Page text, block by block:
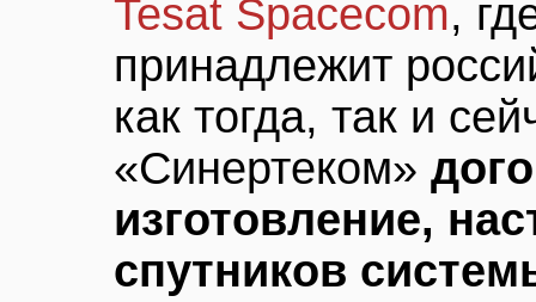
Tesat Spacecom,
принадлежит
как тогда, так и
«Синертеком»
изготовление,
спутников